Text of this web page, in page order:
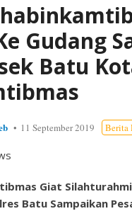
Gudang
Batu
11 September 2019 Berita
Giat
Batu Sampaikan